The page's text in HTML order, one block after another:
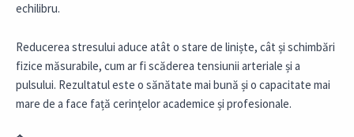
echilibru.
Reducerea stresului aduce atât o stare de liniște, cât și schimbări
fizice măsurabile, cum ar fi scăderea tensiunii arteriale și a
pulsului. Rezultatul este o sănătate mai bună și o capacitate mai
mare de a face față cerințelor academice și profesionale.